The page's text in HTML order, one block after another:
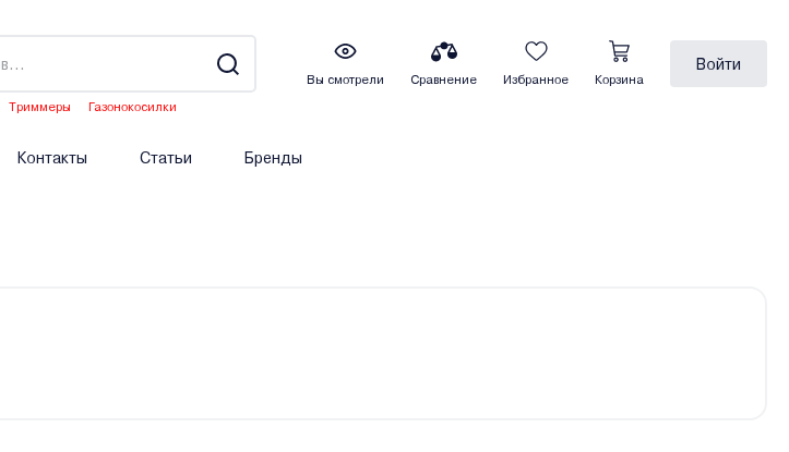
Триммеры
Газонокосилки
Вы смотрели Сравнение Избранное Корзина
Войти
Контакты Статьи Бренды